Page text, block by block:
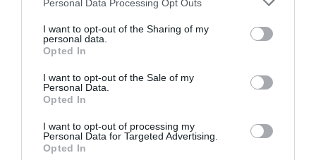
not limited to your visit or usage behaviour. You may click to
grant or deny consent to Google and its third-party tags to
use your data for below specified purposes in below Google
consent section.
Personal Data Processing Opt Outs
I want to opt-out of the Sharing of my
personal data.
Opted In
I want to opt-out of the Sale of my
Personal Data.
Opted In
I want to opt-out of processing my
Personal Data for Targeted Advertising.
Opted In
06.08.2026 | 21:00
Εύβοια: Ολοκληρώθηκε μεγάλο
06.08.2026 | 20:40
Ο λόγος που τηγανίζουμε ψάρια
του Σωτήρος – Πως θα κάνετε το
Όλες οι τελευταίες ειδήσεις
ΠΕΡΙΣΣΟΤΕΡΑ ΑΠΟ ΕΙΔΗΣΕΙΣ ΕΥΒΟΙΑ